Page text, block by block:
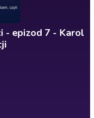
- epizod 7 - Karol